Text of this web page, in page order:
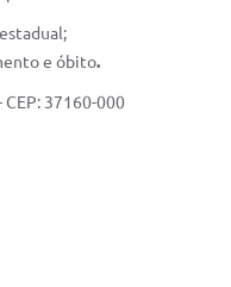
e óbito.
CEP: 37160-000